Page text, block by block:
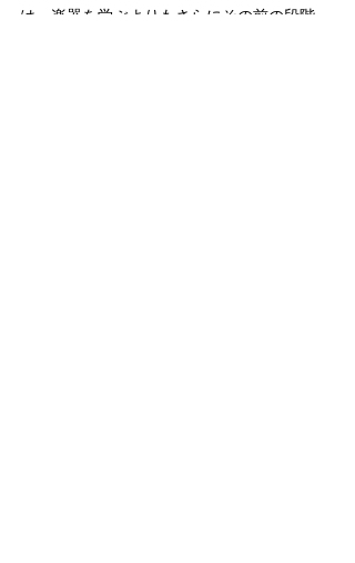
は、楽器を学ぶよりもさらにその前の段階